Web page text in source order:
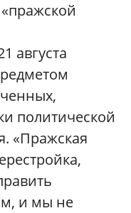
августа
политической
«Пражская
и мы не